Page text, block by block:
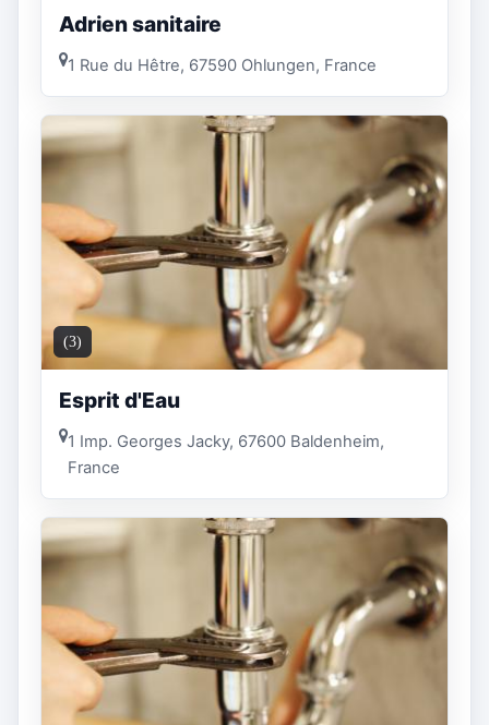
Adrien sanitaire
1 Rue du Hêtre, 67590 Ohlungen, France
(3)
Esprit d'Eau
1 Imp. Georges Jacky, 67600 Baldenheim,
France